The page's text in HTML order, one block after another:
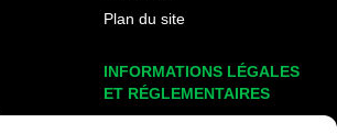
Plan du site
INFORMATIONS LÉGALES
ET RÉGLEMENTAIRES